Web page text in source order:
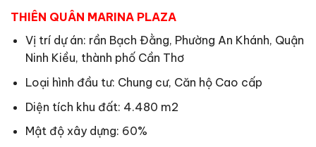
THIÊN QUÂN MARINA PLAZA
Vị trí dự án: rần Bạch Đằng, Phường An Khánh, Quận
Ninh Kiều, thành phố Cần Thơ
Loại hình đầu tư: Chung cư, Căn hộ Cao cấp
Diện tích khu đất: 4.480 m2
Mật độ xây dựng: 60%